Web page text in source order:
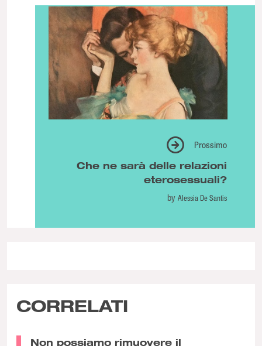
Prossimo
Che ne sarà delle relazioni
eterosessuali?
by Alessia De Santis
CORRELATI
Non possiamo rimuovere il